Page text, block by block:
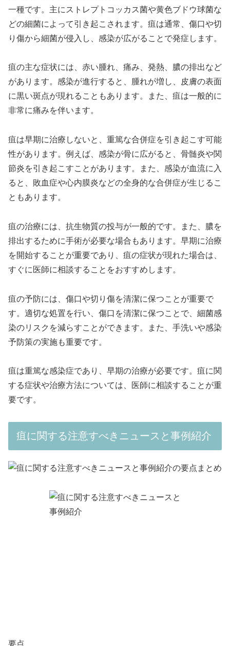
一種です。主にストレプトコッカス菌や黄色ブドウ球菌な
どの細菌によって引き起こされます。疽は通常、傷口や切
り傷から細菌が侵入し、感染が広がることで発症します。
疽の主な症状には、赤い腫れ、痛み、発熱、膿の排出など
があります。感染が進行すると、腫れが増し、皮膚の表面
に黒い斑点が現れることもあります。また、疽は一般的に
非常に痛みを伴います。
疽は早期に治療しないと、重篤な合併症を引き起こす可能
性があります。例えば、感染が骨に広がると、骨髄炎や関
節炎を引き起こすことがあります。また、感染が血流に入
ると、敗血症や心内膜炎などの全身的な合併症が生じるこ
ともあります。
疽の治療には、抗生物質の投与が一般的です。また、膿を
排出するために手術が必要な場合もあります。早期に治療
を開始することが重要であり、疽の症状が現れた場合は、
すぐに医師に相談することをおすすめします。
疽の予防には、傷口や切り傷を清潔に保つことが重要で
す。適切な処置を行い、傷口を清潔に保つことで、細菌感
染のリスクを減らすことができます。また、手洗いや感染
予防策の実施も重要です。
疽は重篤な感染症であり、早期の治療が必要です。疽に関
する症状や治療方法については、医師に相談することが重
要です。
疽に関する注意すべきニュースと事例紹介
要点